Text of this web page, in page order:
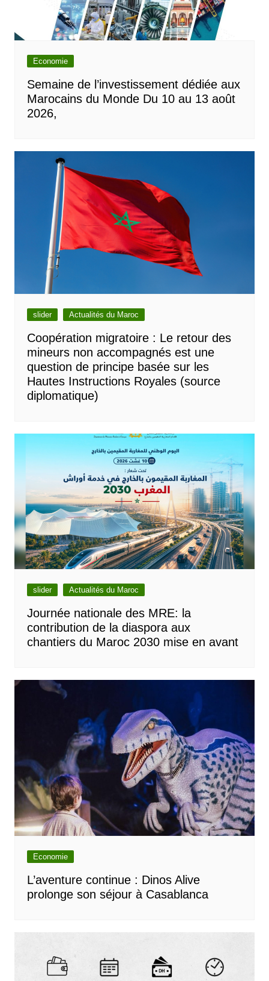
Economie
Semaine de l’investissement dédiée aux
Marocains du Monde Du 10 au 13 août
2026,
slider Actualités du Maroc
Coopération migratoire : Le retour des
mineurs non accompagnés est une
question de principe basée sur les
Hautes Instructions Royales (source
diplomatique)
slider Actualités du Maroc
Journée nationale des MRE: la
contribution de la diaspora aux
chantiers du Maroc 2030 mise en avant
Economie
L’aventure continue : Dinos Alive
prolonge son séjour à Casablanca